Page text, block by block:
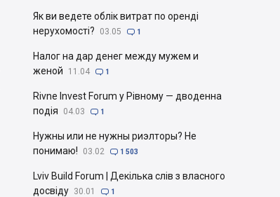
Як ви ведете облік витрат по оренді
нерухомості?
03.05  1
Налог на дар денег между мужем и
женой
11.04  1
Rivne Invest Forum у Рівному — дводенна
подія
04.03  1
Нужны или не нужны риэлторы? Не
понимаю!
03.02  1 503
Lviv Build Forum | Декілька слів з власного
досвіду 30.01  1